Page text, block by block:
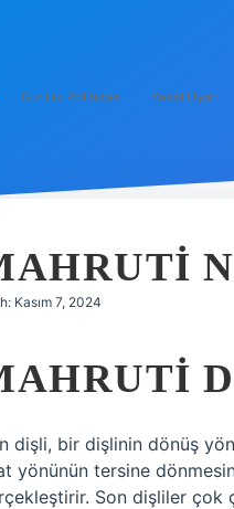
Gizlilik Politikası Yasal Uyarı
Kasım 7, 2024
dişli, bir dişlinin dönüş
yönünün tersine
Son dişliler çok